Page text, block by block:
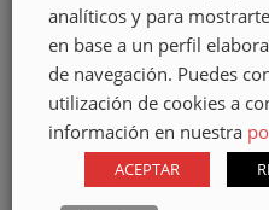
TAGS DE PUBLICATION
L'INSTALLATION DE SERRURES
DANS LA JACA
analíticos y para
en base a un perfil
de navegación. Puedes
utilización de cookies a
información en nuestra
ACEPTAR